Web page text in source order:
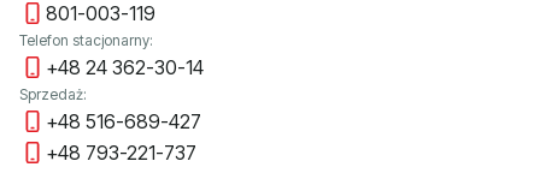
801-003-119
Telefon stacjonarny:
+48 24 362-30-14
Sprzedaż:
+48 516-689-427
+48 793-221-737